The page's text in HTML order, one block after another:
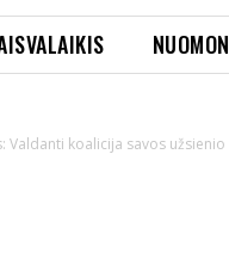
Valdanti koalicija savos